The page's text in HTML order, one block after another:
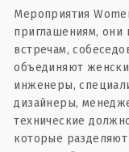
Мероприятия
приглашениям, они
встречам,
объединяют
инженеры,
дизайнеры,
технические
которые